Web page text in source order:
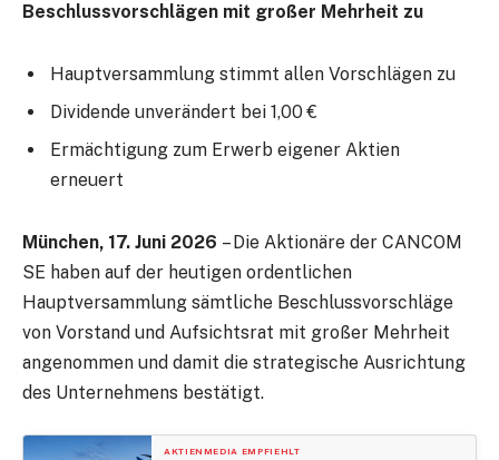
Beschlussvorschlägen mit großer Mehrheit zu
Hauptversammlung stimmt allen Vorschlägen zu
Dividende unverändert bei 1,00 €
Ermächtigung zum Erwerb eigener Aktien
erneuert
München, 17. Juni 2026 – Die Aktionäre der CANCOM
SE haben auf der heutigen ordentlichen
Hauptversammlung sämtliche Beschlussvorschläge
von Vorstand und Aufsichtsrat mit großer Mehrheit
angenommen und damit die strategische Ausrichtung
des Unternehmens bestätigt.
AKTIENMEDIA EMPFIEHLT